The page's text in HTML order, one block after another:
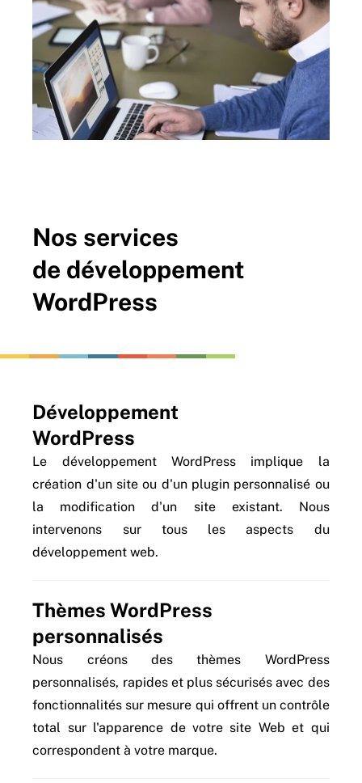
Nos services
de développement
WordPress
Développement
WordPress
Le développement WordPress implique la
création d'un site ou d'un plugin personnalisé ou
la modification d'un site existant. Nous
intervenons sur tous les aspects du
développement web.
Thèmes WordPress
personnalisés
Nous créons des thèmes WordPress
personnalisés, rapides et plus sécurisés avec des
fonctionnalités sur mesure qui offrent un contrôle
total sur l'apparence de votre site Web et qui
correspondent à votre marque.